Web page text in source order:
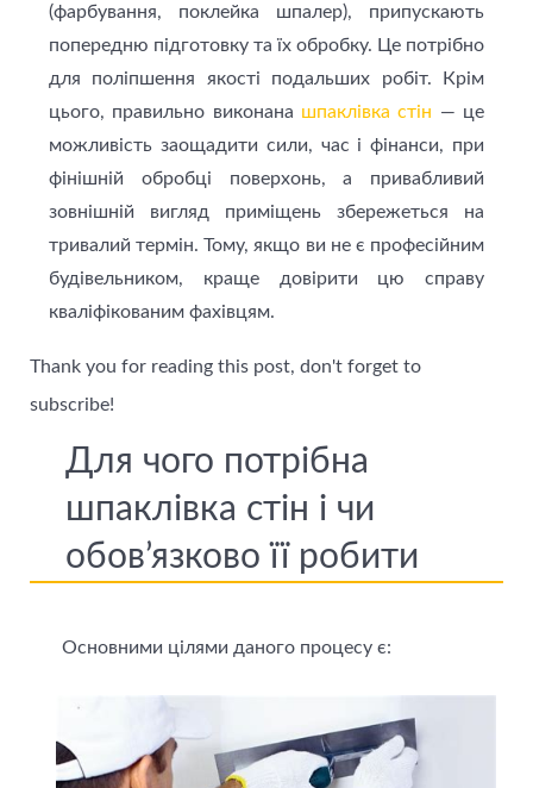
(фарбування, поклейка шпалер), припускають
попередню підготовку та їх обробку. Це потрібно
для поліпшення якості подальших робіт. Крім
цього, правильно виконана шпаклівка стін — це
можливість заощадити сили, час і фінанси, при
фінішній обробці поверхонь, а привабливий
зовнішній вигляд приміщень збережеться на
тривалий термін. Тому, якщо ви не є професійним
будівельником, краще довірити цю справу
кваліфікованим фахівцям.
Thank you for reading this post, don't forget to
subscribe!
Для чого потрібна
шпаклівка стін і чи
обов’язково її робити
Основними цілями даного процесу є: